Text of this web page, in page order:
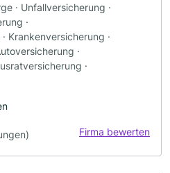
· Unfallversicherung ·
·
Krankenversicherung ·
·
·
Firma bewerten